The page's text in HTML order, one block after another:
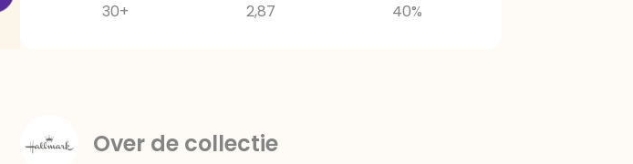
30+
2,87 40%
Over de collectie